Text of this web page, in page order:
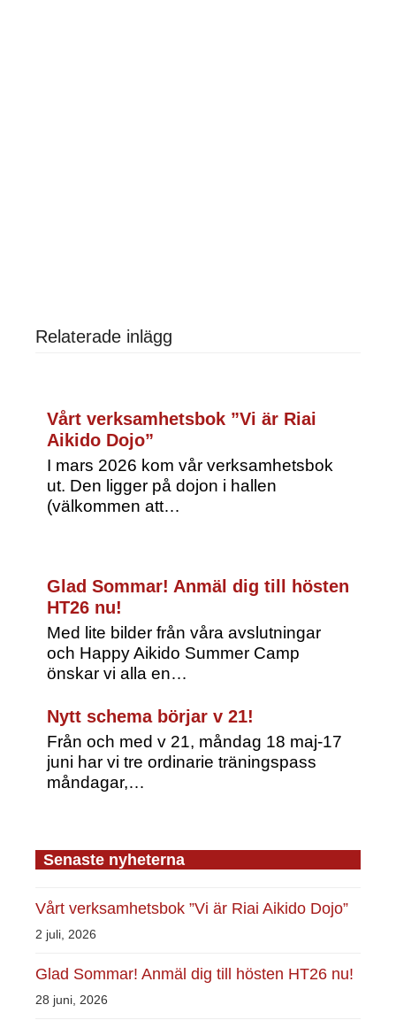
Relaterade inlägg
Vårt verksamhetsbok ”Vi är Riai
Aikido Dojo”
I mars 2026 kom vår verksamhetsbok
ut. Den ligger på dojon i hallen
(välkommen att…
Glad Sommar! Anmäl dig till hösten
HT26 nu!
Med lite bilder från våra avslutningar
och Happy Aikido Summer Camp
önskar vi alla en…
Nytt schema börjar v 21!
Från och med v 21, måndag 18 maj-17
juni har vi tre ordinarie träningspass
måndagar,…
Senaste nyheterna
Vårt verksamhetsbok ”Vi är Riai Aikido Dojo”
2 juli, 2026
Glad Sommar! Anmäl dig till hösten HT26 nu!
28 juni, 2026